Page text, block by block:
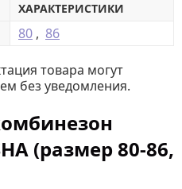
ХАРАКТЕРИСТИКИ
80 , 86
товара могут
без уведомления.
(размер 80-86,